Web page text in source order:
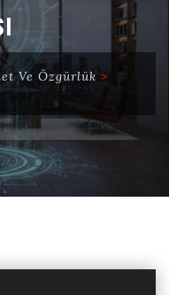
Ve Özgürlük >